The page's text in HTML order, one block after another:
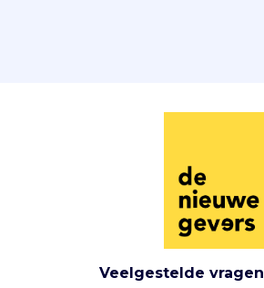
Veelgestelde vragen